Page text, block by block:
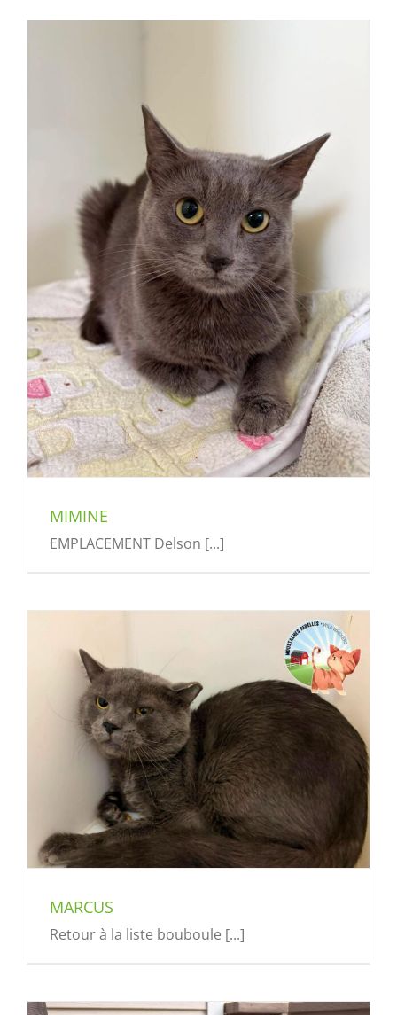
MIMINE
EMPLACEMENT Delson [...]
MARCUS
Retour à la liste bouboule [...]